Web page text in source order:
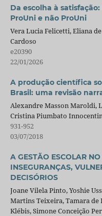
Da escolha à
ProUni e não ProUni
Vera Lucia Felicetti, Eliana
Cardoso
e20390
22/01/2026
A produção científica
Brasil: uma revisão
Alexandre Masson Maroldi,
Cristina Piumbato
931-952
03/07/2018
A GESTÃO ESCOLAR
INSEGURANÇAS,
DECISÓRIOS
Joane Vilela Pinto, Yoshie
Martins Teixeira, Tamara de
Klébis, Simone Conceição